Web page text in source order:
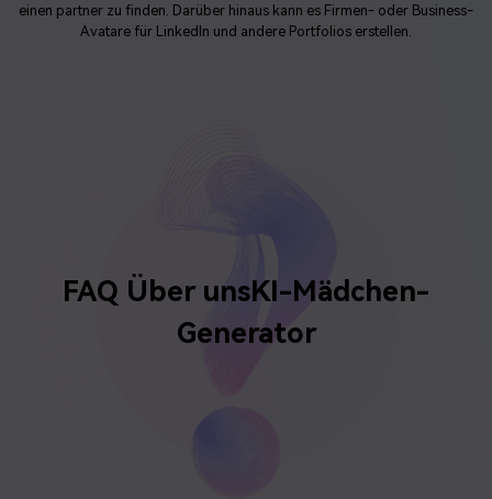
einen partner zu finden. Darüber hinaus kann es Firmen- oder Business-
Avatare für LinkedIn und andere Portfolios erstellen.
FAQ Über unsKI-Mädchen-
Generator